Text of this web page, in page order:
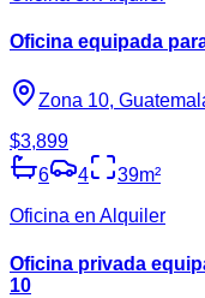
Oficina equipada
Zona 10,
$3,899
6
4 39m²
Oficina en Alquiler
Oficina privada
10